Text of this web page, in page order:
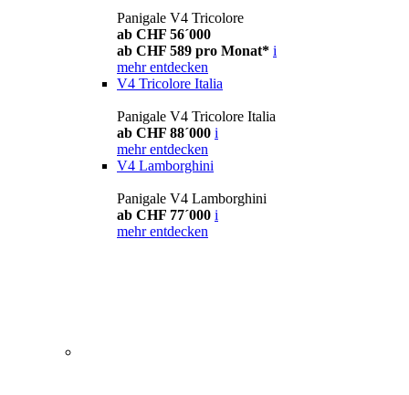
Panigale V4 Tricolore
ab CHF 56´000
ab CHF 589 pro Monat* i
mehr entdecken
V4 Tricolore Italia
Panigale V4 Tricolore Italia
ab CHF 88´000 i
mehr entdecken
V4 Lamborghini
Panigale V4 Lamborghini
ab CHF 77´000 i
mehr entdecken